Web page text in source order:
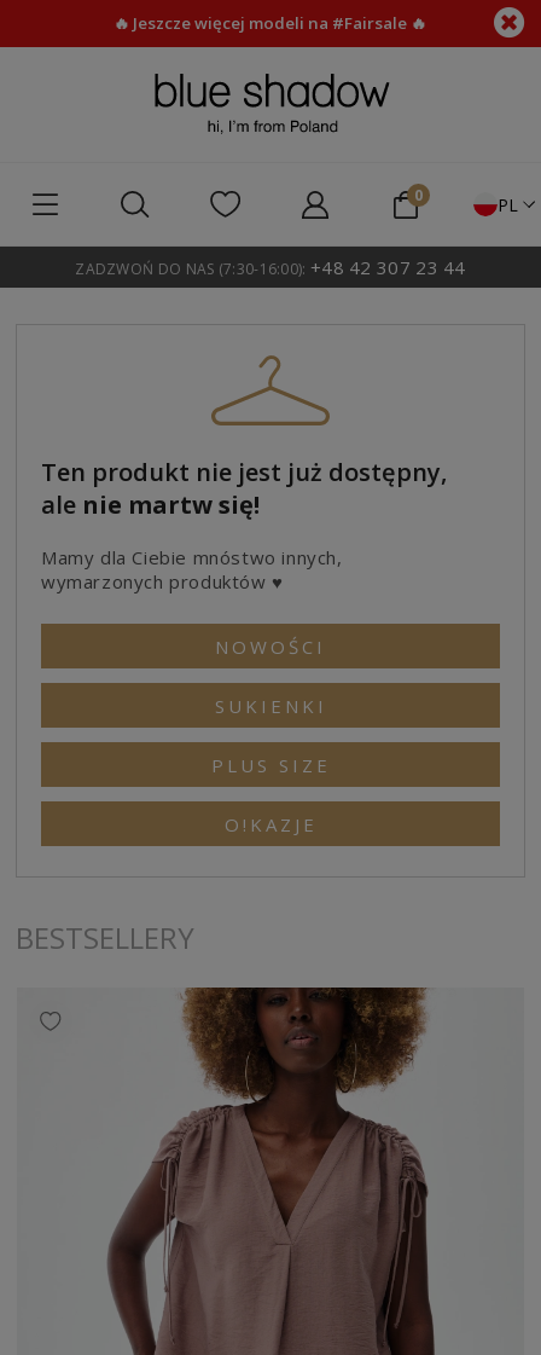
🔥 Jeszcze więcej modeli na #Fairsale 🔥
PL
ZADZWOŃ DO NAS (7:30-16:00): +48 42 307 23 44
Ten produkt nie jest już dostępny,
ale nie martw się!
Mamy dla Ciebie mnóstwo innych,
wymarzonych produktów ♥
NOWOŚCI
SUKIENKI
PLUS SIZE
O!KAZJE
BESTSELLERY